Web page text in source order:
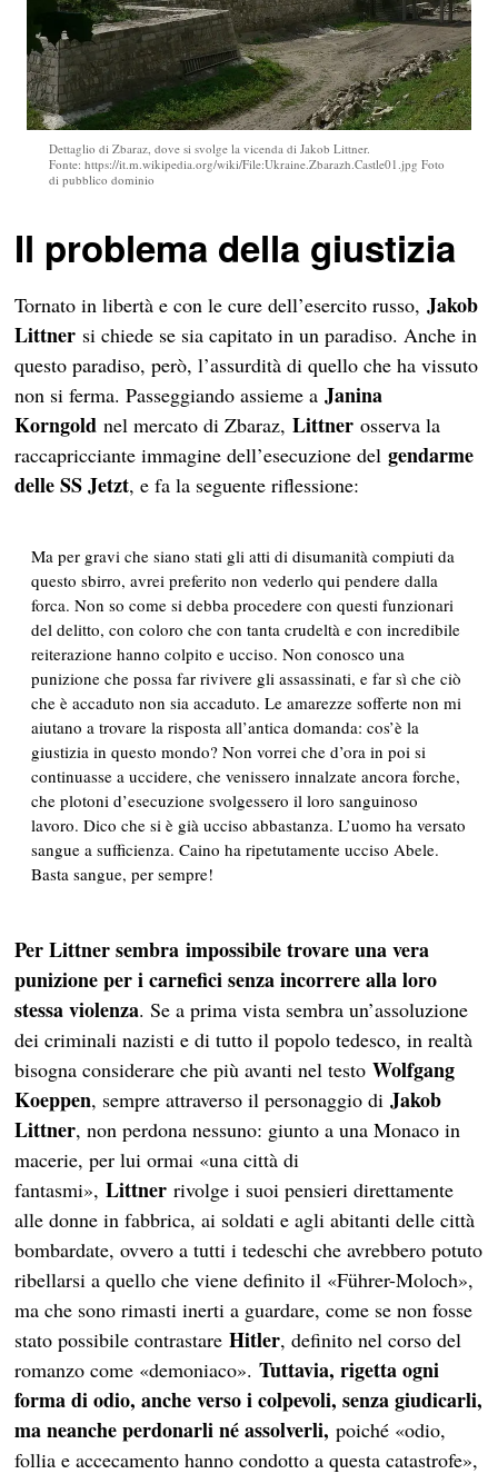
Dettaglio di Zbaraz, dove si svolge la vicenda di Jakob Littner.
Fonte: https://it.m.wikipedia.org/wiki/File:Ukraine.Zbarazh.Castle01.jpg Foto
di pubblico dominio
Il problema della giustizia
Tornato in libertà e con le cure dell’esercito russo,Jakob
Littner si chiede se sia capitato in un paradiso. Anche in
questo paradiso, però, l’assurdità di quello che ha vissuto
non si ferma. Passeggiando assieme aJanina
Korngold nel mercato di Zbaraz,Littner osserva la
raccapricciante immagine dell’esecuzione delgendarme
delle SS Jetzt, e fa la seguente riflessione:
Ma per gravi che siano stati gli atti di disumanità compiuti da
questo sbirro, avrei preferito non vederlo qui pendere dalla
forca. Non so come si debba procedere con questi funzionari
del delitto, con coloro che con tanta crudeltà e con incredibile
reiterazione hanno colpito e ucciso. Non conosco una
punizione che possa far rivivere gli assassinati, e far sì che ciò
che è accaduto non sia accaduto. Le amarezze sofferte non mi
aiutano a trovare la risposta all’antica domanda: cos’è la
giustizia in questo mondo? Non vorrei che d’ora in poi si
continuasse a uccidere, che venissero innalzate ancora forche,
che plotoni d’esecuzione svolgessero il loro sanguinoso
lavoro. Dico che si è già ucciso abbastanza. L’uomo ha versato
sangue a sufficienza. Caino ha ripetutamente ucciso Abele.
Basta sangue, per sempre!
Per Littner sembra impossibile trovare una vera
punizione per i carnefici senza incorrere alla loro
stessa violenza. Se a prima vista sembra un’assoluzione
dei criminali nazisti e di tutto il popolo tedesco, in realtà
bisogna considerare che più avanti nel testoWolfgang
Koeppen, sempre attraverso il personaggio diJakob
Littner, non perdona nessuno: giunto a una Monaco in
macerie, per lui ormai «una città di
fantasmi»,Littner rivolge i suoi pensieri direttamente
alle donne in fabbrica, ai soldati e agli abitanti delle città
bombardate, ovvero a tutti i tedeschi che avrebbero potuto
ribellarsi a quello che viene definito il «Führer-Moloch»,
ma che sono rimasti inerti a guardare, come se non fosse
stato possibile contrastareHitler, definito nel corso del
romanzo come «demoniaco».Tuttavia, rigetta ogni
forma di odio, anche verso i colpevoli, senza giudicarli,
ma neanche perdonarli né assolverli,poiché «odio,
follia e accecamento hanno condotto a questa catastrofe»,